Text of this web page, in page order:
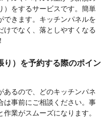
）をするサービスです。簡単
できます。キッチンパネルを
でなく、落としやすくなる
り）を予約する際のポイン
あるので、どのキッチンパネ
は事前にご相談ください。事
業がスムーズになります。